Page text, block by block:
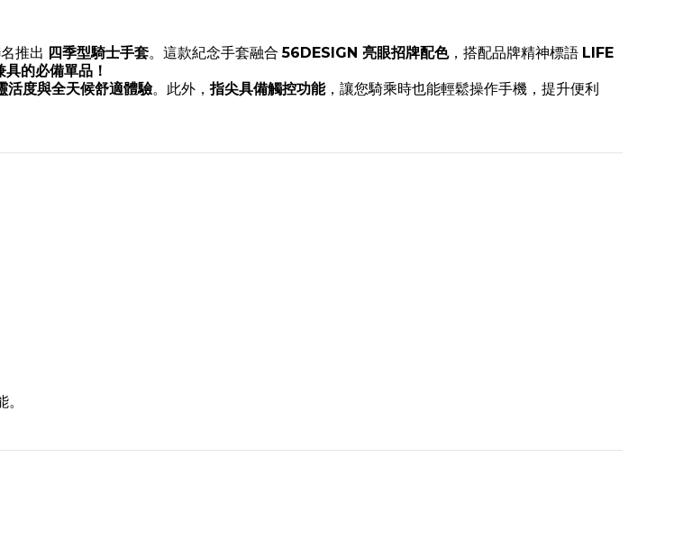
推出 四季型騎士手套。這款紀念手套融合56DESIGN 亮眼招牌配色，搭配品牌精神標語 LIFE
的必備單品！
活度與全天候舒適體驗。此外，指尖具備觸控功能，讓您騎乘時也能輕鬆操作手機，提升便利